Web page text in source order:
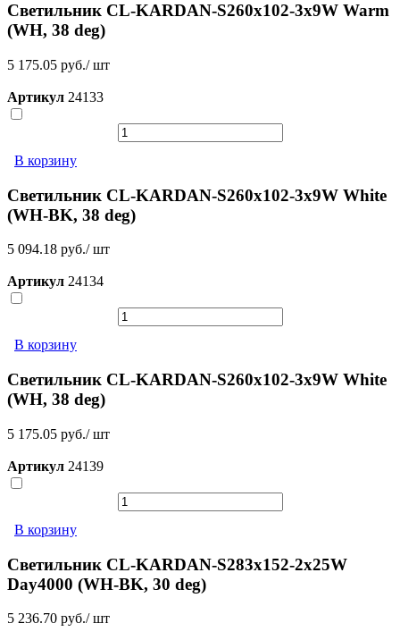
Светильник CL-KARDAN-S260x102-3x9W Warm
(WH, 38 deg)
5 175.05 руб./ шт
Артикул 24133
В корзину
Светильник CL-KARDAN-S260x102-3x9W White
(WH-BK, 38 deg)
5 094.18 руб./ шт
Артикул 24134
В корзину
Светильник CL-KARDAN-S260x102-3x9W White
(WH, 38 deg)
5 175.05 руб./ шт
Артикул 24139
В корзину
Светильник CL-KARDAN-S283x152-2x25W
Day4000 (WH-BK, 30 deg)
5 236.70 руб./ шт